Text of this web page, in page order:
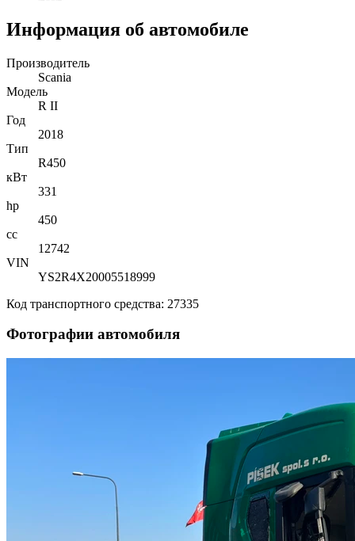
Информация об автомобиле
Производитель
Scania
Mодель
R II
Год
2018
Тип
R450
кВт
331
hp
450
cc
12742
VIN
YS2R4X20005518999
Код транспортного средства: 27335
Фотографии автомобиля